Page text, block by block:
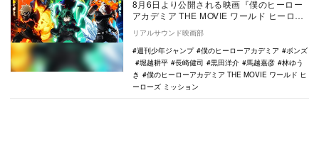
8月6日より公開される映画『僕のヒーロー
アカデミア THE MOVIE ワールド ヒーロー
ズ ミッション』。6月25日より発売さ…
リアルサウンド映画部
週刊少年ジャンプ
僕のヒーローアカデミア
ボンズ
堀越耕平
長崎健司 黒田洋介 馬越嘉彦
林ゆう
き
僕のヒーローアカデミア THE MOVIE ワールド ヒ
ーローズ ミッション